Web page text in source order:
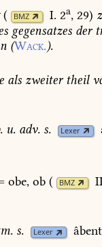
( BMZ I. 2a, 29)
gegensatzes der
(Wack.).
alszweitertheil
u. adv. s. Lexer
obe,ob ( BMZ
s. Lexer